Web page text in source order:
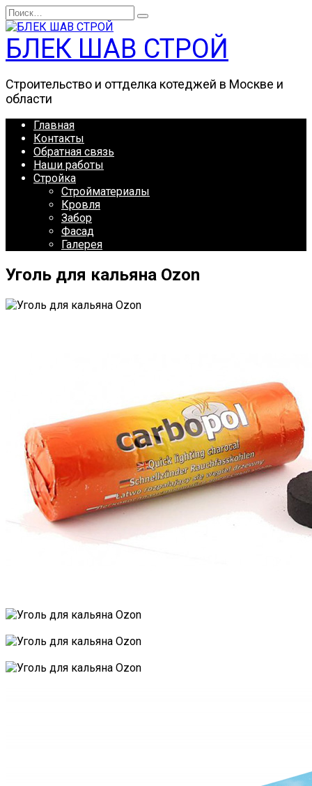
Перейти
к
содержанию
Search
for:
БЛЕК ШАВ СТРОЙ
Строительство и оттделка котеджей в Москве и
области
Главная
Контакты
Обратная связь
Наши работы
Стройка
Стройматериалы
Кровля
Забор
Фасад
Галерея
Уголь для кальяна Ozon